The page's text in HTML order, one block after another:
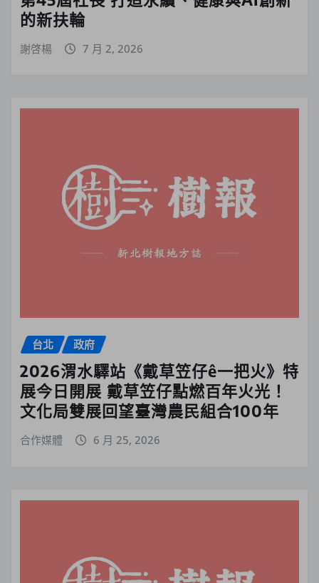
的新扶輪
謝啓楊 7 月 2, 2026
台北 政府
2026渭水驛站《戴草笠仔ê一把火》特
展今日開展 戴草笠仔點燃百年火光！
文化局雙展回望臺灣農民組合100年
合作媒體 6 月 25, 2026